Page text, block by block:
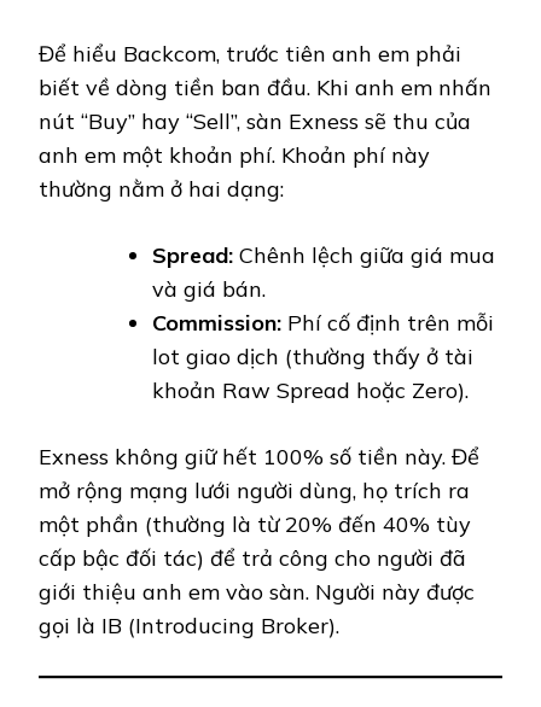
Để hiểu Backcom, trước tiên anh em phải
biết về dòng tiền ban đầu. Khi anh em nhấn
nút “Buy” hay “Sell”, sàn Exness sẽ thu của
anh em một khoản phí. Khoản phí này
thường nằm ở hai dạng:
Spread: Chênh lệch giữa giá mua
và giá bán.
Commission: Phí cố định trên mỗi
lot giao dịch (thường thấy ở tài
khoản Raw Spread hoặc Zero).
Exness không giữ hết 100% số tiền này. Để
mở rộng mạng lưới người dùng, họ trích ra
một phần (thường là từ 20% đến 40% tùy
cấp bậc đối tác) để trả công cho người đã
giới thiệu anh em vào sàn. Người này được
gọi là IB (Introducing Broker).